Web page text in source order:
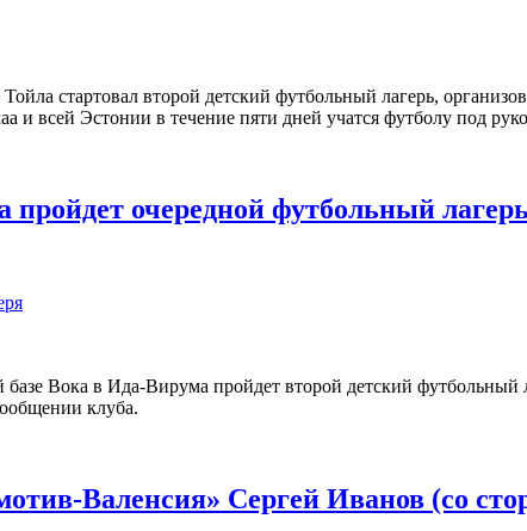
стартовал второй детский футбольный лагерь,
и всей Эстонии в течение пяти дней учатся футболу под
очередной футбольный
Вока в Ида-Вирума пройдет второй детский футбольный
клуба.
Валенсия» Сергей Иванов (со